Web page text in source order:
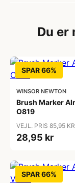
Du er
SPAR 66%
WINSOR NEWTON
Brush Marker
O819
VEJL. PRIS 85,95 KR
28,95 kr
SPAR 66%